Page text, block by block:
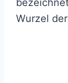
Wurzel